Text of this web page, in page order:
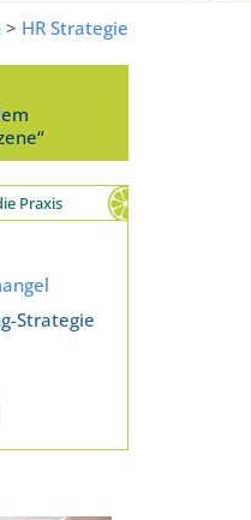
> HR Strategie
Praxis
Strategie